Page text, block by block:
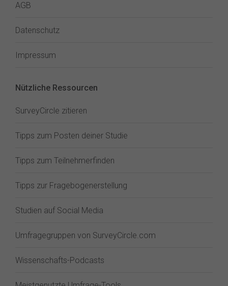
AGB
Datenschutz
Impressum
Nützliche Ressourcen
SurveyCircle zitieren
Tipps zum Posten deiner Studie
Tipps zum Teilnehmerfinden
Tipps zur Fragebogenerstellung
Studien auf Social Media
Umfragegruppen von SurveyCircle.com
Wissenschafts-Podcasts